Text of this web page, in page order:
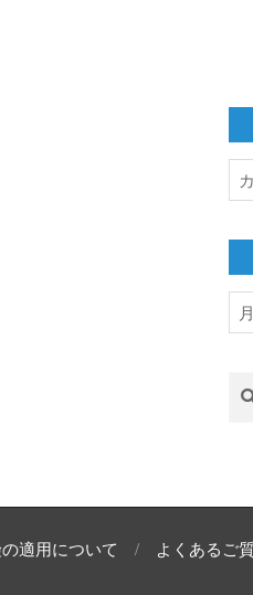
テ
リ
ア
ー
ブ
適用について よくあるご